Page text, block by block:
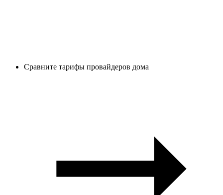
Сравните тарифы провайдеров дома